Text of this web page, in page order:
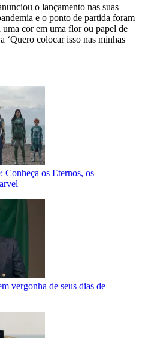
o lançamento nas suas
e o ponto de partida foram
uma cor em uma flor ou papel de
‘Quero colocar isso nas minhas
Conheça os Eternos, os
vergonha de seus dias de